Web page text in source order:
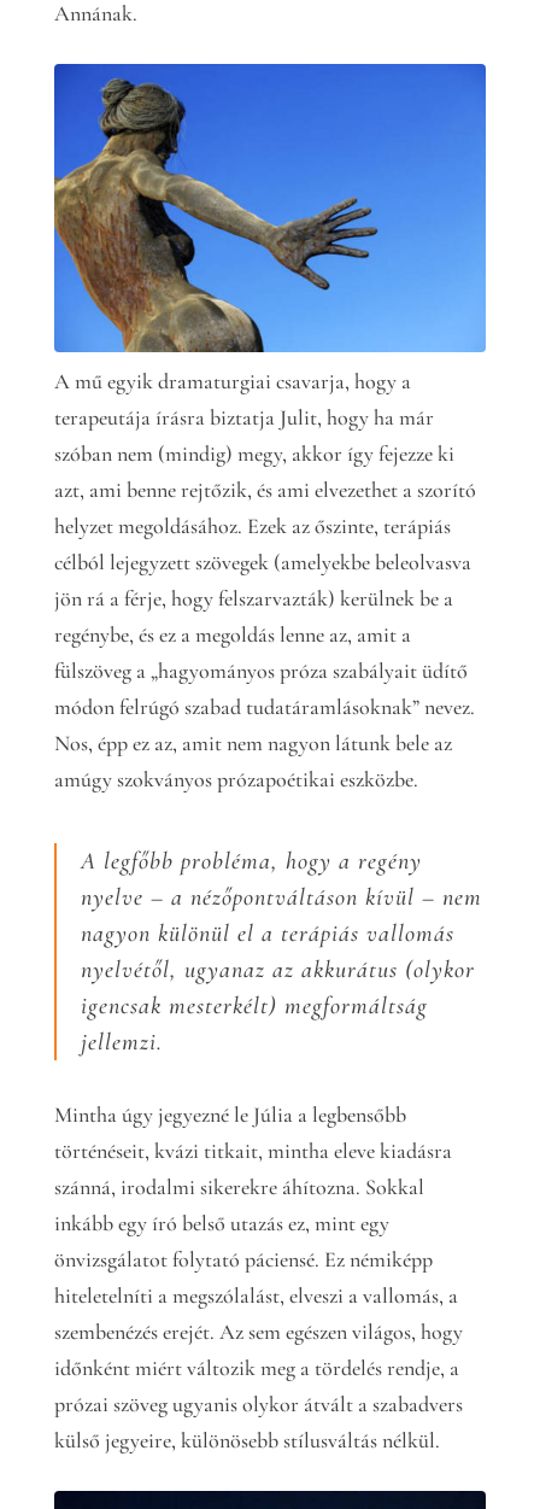
Annának.
A mű egyik dramaturgiai csavarja, hogy a
terapeutája írásra biztatja Julit, hogy ha már
szóban nem (mindig) megy, akkor így fejezze ki
azt, ami benne rejtőzik, és ami elvezethet a szorító
helyzet megoldásához. Ezek az őszinte, terápiás
célból lejegyzett szövegek (amelyekbe beleolvasva
jön rá a férje, hogy felszarvazták) kerülnek be a
regénybe, és ez a megoldás lenne az, amit a
fülszöveg a „hagyományos próza szabályait üdítő
módon felrúgó szabad tudatáramlásoknak” nevez.
Nos, épp ez az, amit nem nagyon látunk bele az
amúgy szokványos prózapoétikai eszközbe.
A legfőbb probléma, hogy a regény
nyelve – a nézőpontváltáson kívül – nem
nagyon különül el a terápiás vallomás
nyelvétől, ugyanaz az akkurátus (olykor
igencsak mesterkélt) megformáltság
jellemzi.
Mintha úgy jegyezné le Júlia a legbensőbb
történéseit, kvázi titkait, mintha eleve kiadásra
szánná, irodalmi sikerekre áhítozna. Sokkal
inkább egy író belső utazás ez, mint egy
önvizsgálatot folytató páciensé. Ez némiképp
hiteletelníti a megszólalást, elveszi a vallomás, a
szembenézés erejét. Az sem egészen világos, hogy
időnként miért változik meg a tördelés rendje, a
prózai szöveg ugyanis olykor átvált a szabadvers
külső jegyeire, különösebb stílusváltás nélkül.